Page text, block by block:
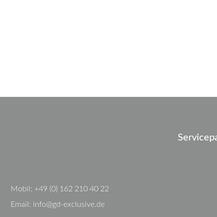
Mobil: +49 (0) 162 210 40 22
Email: info@gd-exclusive.de